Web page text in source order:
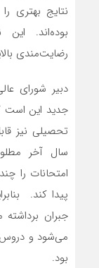
بوده‌اند.
رضایت‌مندی
دبیر شورای
جدید این است
تحصیلی نیز
سال آخر
امتحانات را
پیدا کند.
جبران
می‌شود و دروس
بود.